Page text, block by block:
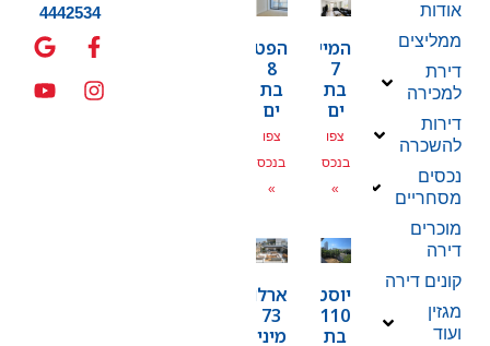
אודות
ממליצים
דירת
למכירה
דירות
להשכרה
נכסים
מסחריים
מוכרים
דירה
קונים דירה
מגזין
ועוד
המייסדים
7
בת
ים
צפו
בנכס
»
הפטמן
8
בת
ים
צפו
בנכס
»
יוסטפל
110
בת
ארלוזרוב
73
מיני
4442534